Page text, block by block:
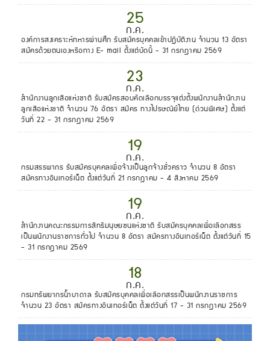
25
ก.ค.
องค์การสงเคราะห์ทหารผ่านศึก รับสมัครบุคคลเข้าปฏิบัติงาน จำนวน 13 อัตรา
สมัครด้วยตนเองหรือทาง E- mail ตั้งแต่บัดนี้ - 31 กรกฎาคม 2569
23
ก.ค.
สํานักงานลูกเสือแห่งชาติ รับสมัครสอบคัดเลือกบรรจุแต่งตั้งพนักงานสํานักงาน
ลูกเสือแห่งชาติ จำนวน 76 อัตรา สมัคร ทางไปรษณีย์ไทย (ด่วนพิเศษ) ตั้งแต่
วันที่ 22 – 31 กรกฎาคม 2569
19
ก.ค.
กรมสรรพากร รับสมัครบุคคลเพื่อจ้างเป็นลูกจ้างชั่วคราว จำนวน 8 อัตรา
สมัครทางอินเทอร์เน็ต ตั้งแต่วันที่ 21 กรกฎาคม - 4 สิงหาคม 2569
19
ก.ค.
สำนักงานคณะกรรมการสิทธิมนุษยชนแห่งชาติ รับสมัครบุคคลเพื่อเลือกสรร
เป็นพนักงานราชการทั่วไป จำนวน 8 อัตรา สมัครทางอินเทอร์เน็ต ตั้งแต่วันที่ 15
- 31 กรกฎาคม 2569
18
ก.ค.
กรมทรัพยากรน้ำบาดาล รับสมัครบุคคลเพื่อเลือกสรรเป็นพนักงานราชการ
จำนวน 23 อัตรา สมัครทางอินเทอร์เน็ต ตั้งแต่วันที่ 17 - 31 กรกฎาคม 2569